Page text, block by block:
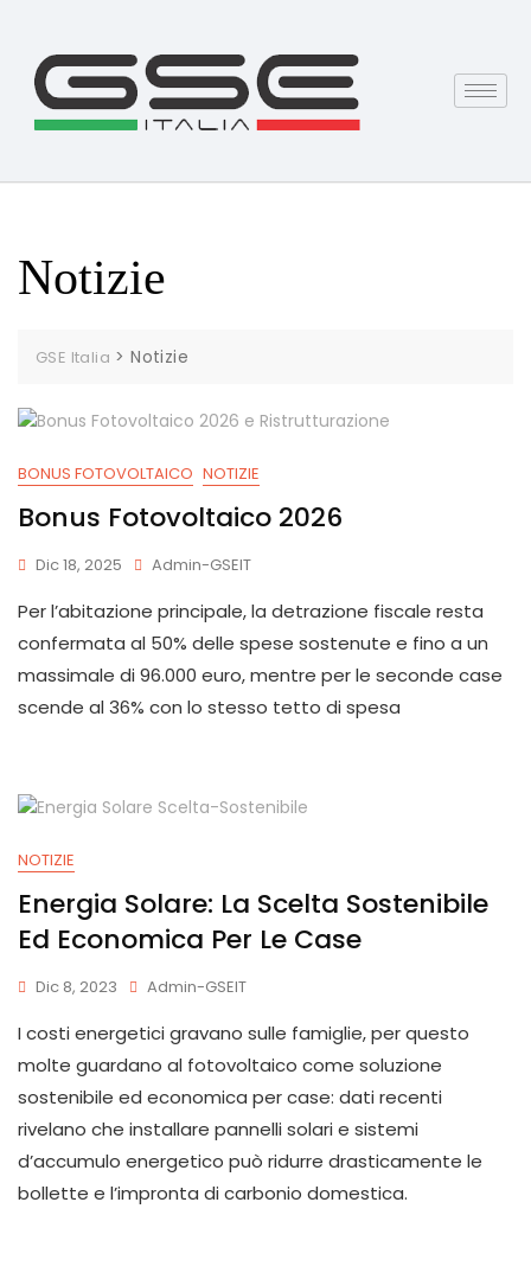
Notizie
GSE Italia >Notizie
BONUS FOTOVOLTAICO NOTIZIE
Bonus Fotovoltaico 2026
Dic 18, 2025 Admin-GSEIT
Per l’abitazione principale, la detrazione fiscale resta
confermata al 50% delle spese sostenute e fino a un
massimale di 96.000 euro, mentre per le seconde case
scende al 36% con lo stesso tetto di spesa
NOTIZIE
Energia Solare: La Scelta Sostenibile
Ed Economica Per Le Case
Dic 8, 2023 Admin-GSEIT
I costi energetici gravano sulle famiglie, per questo
molte guardano al fotovoltaico come soluzione
sostenibile ed economica per case: dati recenti
rivelano che installare pannelli solari e sistemi
d’accumulo energetico può ridurre drasticamente le
bollette e l’impronta di carbonio domestica.